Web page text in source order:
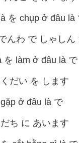
を chụp ở đâu là
んわ で しゃしん
を làm ở đâu là で
だい を します
ở đâu là で
ち に あいます